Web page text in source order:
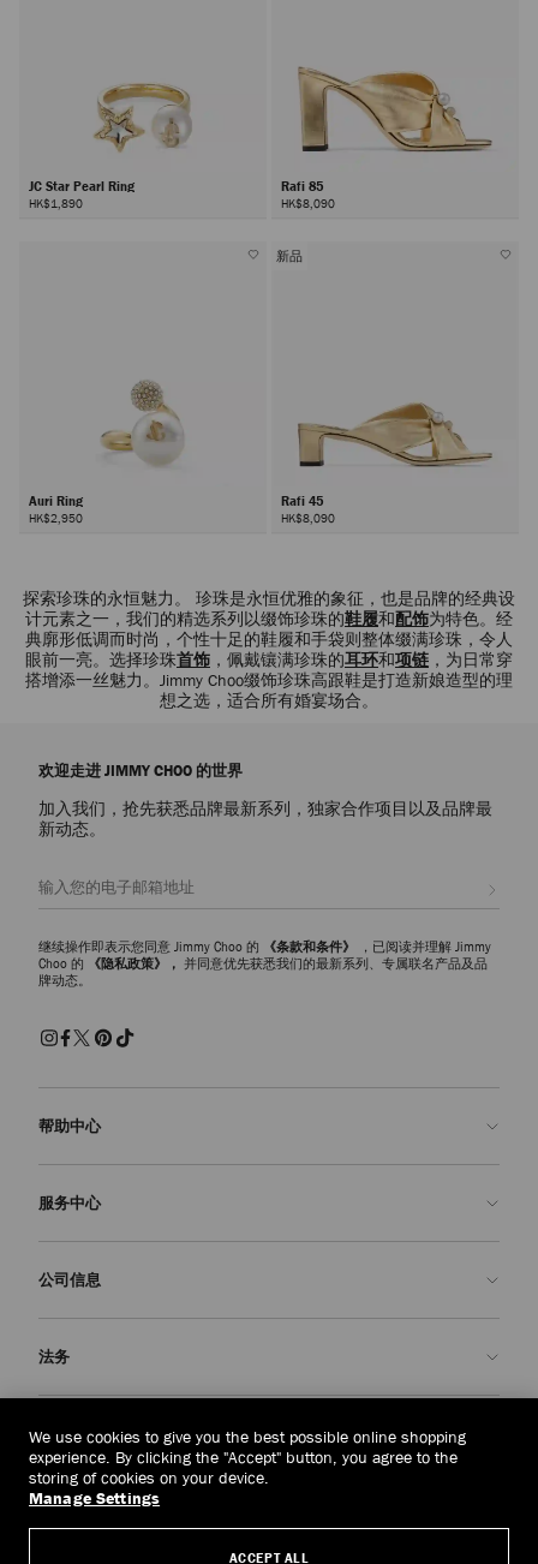
JC Star Pearl Ring
HK$1,890
Rafi 85
HK$8,090
Auri Ring
HK$2,950
新品
Rafi 45
HK$8,090
步
探索珍珠的永恒魅力。 珍珠是永恒优雅的象征，也是品牌的经典设
计元素之一，我们的精选系列以缀饰珍珠的鞋履和配饰为特色。经
典廓形低调而时尚，个性十足的鞋履和手袋则整体缀满珍珠，令人
眼前一亮。选择珍珠首饰 ，佩戴镶满珍珠的耳环和项链 ，为日常穿
搭增添一丝魅力。Jimmy Choo缀饰珍珠高跟鞋是打造新娘造型的理
想之选，适合所有婚宴场合。
欢迎走进 JIMMY CHOO 的世界
加入我们，抢先获悉品牌最新系列，独家合作项目以及品牌最
新动态。
继续操作即表示您同意 Jimmy Choo 的 《条款和条件》
，已阅读并理解 Jimmy
Choo 的
《隐私政策》， 并同意优先获悉我们的最新系列、专属联名产品及品
牌动态。
帮助中心
常见问题解答
提交退货
送货
服务中心
定制服务
保修服务
公司信息
我们的历史
我们的影响与责任
我們的影響與責任
匠心工艺
法务
条款与条件
被遗忘权
主体访问请求表
东帝汶(HK$)
We use cookies to give you the best possible online shopping
experience. By clicking the "Accept" button, you agree to the
storing of cookies on your device.
Manage Settings
ACCEPT ALL